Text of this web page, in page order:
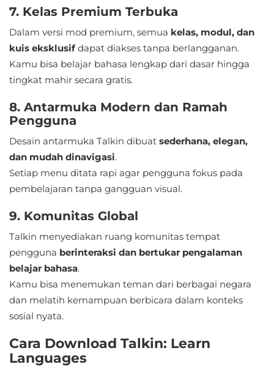
Home
Libraries
&
Demo
LifeStyle
Maps
&
Navigation
Music
&
Audio
News
&
Magazines
Parenting
7. Kelas Premium Terbuka
Dalam versi mod premium, semua kelas, modul, dan
kuis eksklusif dapat diakses tanpa berlangganan.
Kamu bisa belajar bahasa lengkap dari dasar hingga
tingkat mahir secara gratis.
8. Antarmuka Modern dan Ramah
Pengguna
Desain antarmuka Talkin dibuat sederhana, elegan,
dan mudah dinavigasi.
Setiap menu ditata rapi agar pengguna fokus pada
pembelajaran tanpa gangguan visual.
9. Komunitas Global
Talkin menyediakan ruang komunitas tempat
pengguna berinteraksi dan bertukar pengalaman
belajar bahasa.
Kamu bisa menemukan teman dari berbagai negara
dan melatih kemampuan berbicara dalam konteks
sosial nyata.
Cara Download Talkin: Learn
Languages